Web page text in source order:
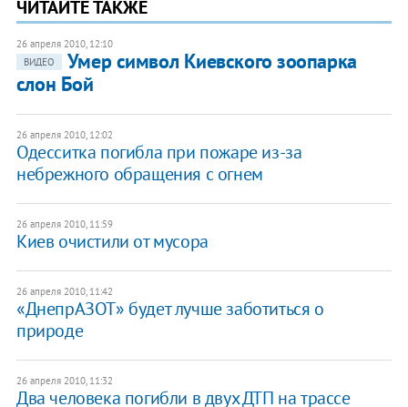
ЧИТАЙТЕ ТАКЖЕ
26 апреля 2010, 12:10
ВИДЕО
Умер символ Киевского зоопарка
слон Бой
26 апреля 2010, 12:02
Одесситка погибла при пожаре из-за
небрежного обращения с огнем
26 апреля 2010, 11:59
Киев очистили от мусора
26 апреля 2010, 11:42
«ДнепрАЗОТ» будет лучше заботиться о
природе
26 апреля 2010, 11:32
Два человека погибли в двух ДТП на трассе